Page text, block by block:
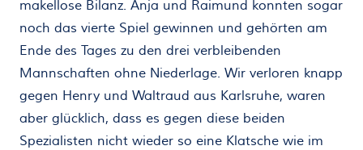
makellose Bilanz. Anja und Raimund konnten sogar
noch das vierte Spiel gewinnen und gehörten am
Ende des Tages zu den drei verbleibenden
Mannschaften ohne Niederlage. Wir verloren knapp
gegen Henry und Waltraud aus Karlsruhe, waren
aber glücklich, dass es gegen diese beiden
Spezialisten nicht wieder so eine Klatsche wie im